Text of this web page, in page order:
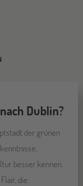
Dublin?
der grünen
besser kennen.
die